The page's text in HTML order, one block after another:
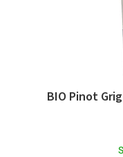
BIO Pinot